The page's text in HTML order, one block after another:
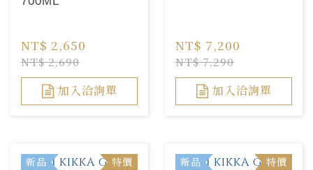
NT$ 2,650
NT$ 2,690
加入洽詢單
NT$ 7,200
NT$ 7,290
加入洽詢單
新品 特價 新品 特價